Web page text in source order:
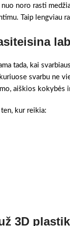
noro rasti
Taip lengviau
tada, kai
svarbu ne
aiškios kokybės
ten, kur reikia:
3D